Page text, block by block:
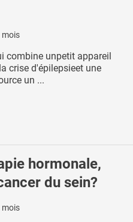
mois
combine unpetit appareil
crise d'épilepsieet une
un ...
hormonale,
du sein?
mois